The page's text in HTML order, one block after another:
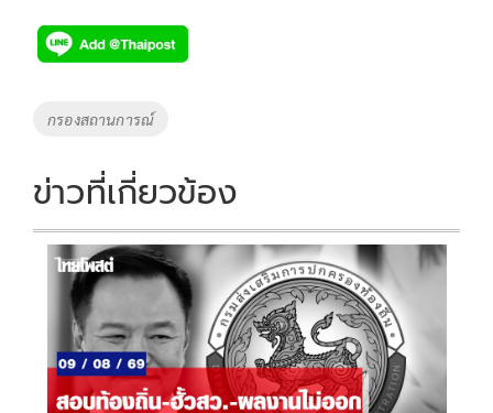
e
b
o
k
tt
er
p
y
k
Tags
กรองสถานการณ์
ข่าวที่เกี่ยวข้อง